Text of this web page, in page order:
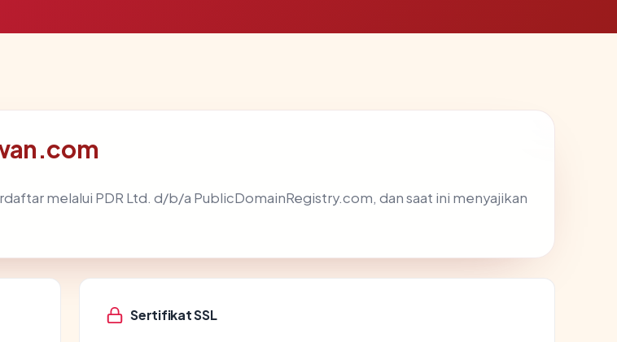
melalui PDR Ltd. d/b/a PublicDomainRegistry.com, dan saat ini menyajikan
Sertifikat SSL